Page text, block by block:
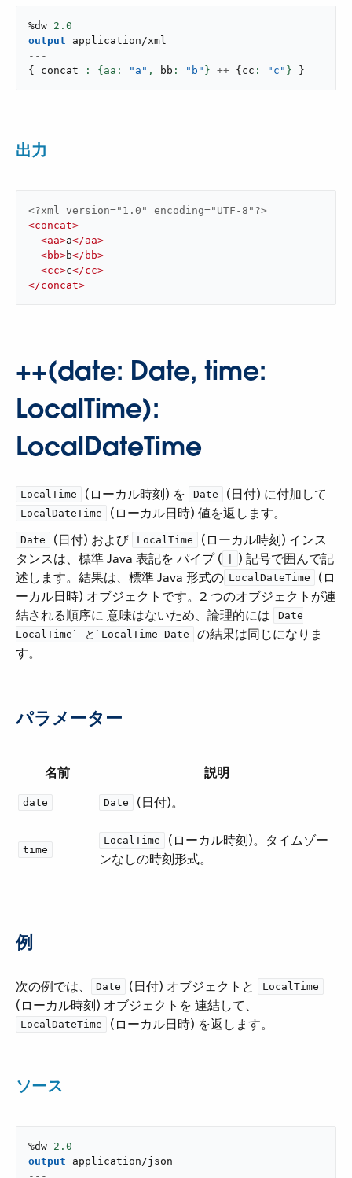
%dw 2.0
output
application/xml
---
{
concat : {aa: "a" , bb : "b" } ++ { cc : "c" } }
出力
<?xml version="1.0" encoding="UTF-8"?>
<concat>
<aa>a</aa>
<bb>b</ bb>
<cc>c</cc>
</concat>
++(date: Date, time:
LocalTime):
LocalDateTime
LocalTime ​ (ローカル時刻) を ​ Date ​ (日付) に付加して ​
LocalDateTime ​ (ローカル日時) 値を返します。
Date ​ (日付) および ​ LocalTime
​ (ローカル時刻) インス
タンスは、標準 Java 表記を パイプ (​
​) 記号で囲んで記
述します。結果は、標準 Java 形式の ​ LocalDateTime
​ (ロ
ーカル日時) オブジェクトです。2 つのオブジェクトが連
結される順序に 意味はないため、論理的には ​
Date
LocalTime`​ と ​`LocalTime Date
​ の結果は同じになりま
す。
パラメーター
名前 説明
date Date ​ (日付)。
time
LocalTime
​ (ローカル時刻)。タイムゾー
ンなしの時刻形式。
例
次の例では、​ Date ​ (日付) オブジェクトと ​ LocalTime
(ローカル時刻) オブジェクトを 連結して、​
LocalDateTime ​ (ローカル日時) を返します。
ソース
%dw 2.0
output
application/json